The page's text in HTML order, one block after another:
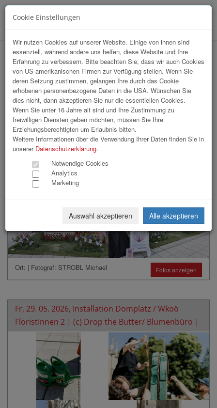
Fr, 29. 05. 2026, Installation Domplatz / Wkoö
FloristInnen |
Ort: | Fotograf: STROBL Michael Fotos anzeigen
Fr, 29. 05. 2026, Installation Domplatz / Wkoö
FloristInnen 2 | (c) Drop the Butter/ Blumenbüro |
Cookie Einstellungen
Wir nutzen Cookies auf unserer Website. Einige von ihnen sind
essenziell, während andere uns helfen, diese Website und Ihre
Erfahrung zu verbessern. Bitte beachten Sie, dass wir auch Cookies
von US-amerikanischen Firmen zur Verfügung stellen. Wenn Sie
deren Setzung zustimmen, gelangen Ihre durch das Cookie
erhobenen personenbezogene Daten in die USA. Wünschen Sie
dies nicht, dann akzeptieren Sie nur die essentiellen Cookies.
Wenn Sie unter 16 Jahre alt sind und Ihre Zustimmung zu
freiwilligen Diensten geben möchten, müssen Sie Ihre
Erziehungsberechtigten um Erlaubnis bitten.
Weitere Informationen über die Verwendung Ihrer Daten finden Sie in
unserer Datenschutzerklärung.
Notwendige Cookies
Analytics
Marketing
Auswahl akzeptieren Alle akzeptieren